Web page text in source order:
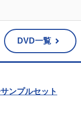
DVD一覧
ンプルセット